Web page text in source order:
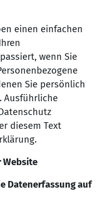
einen einfachen
wenn Sie
Sie persönlich
Ausführliche
diesem Text
Website
Datenerfassung auf